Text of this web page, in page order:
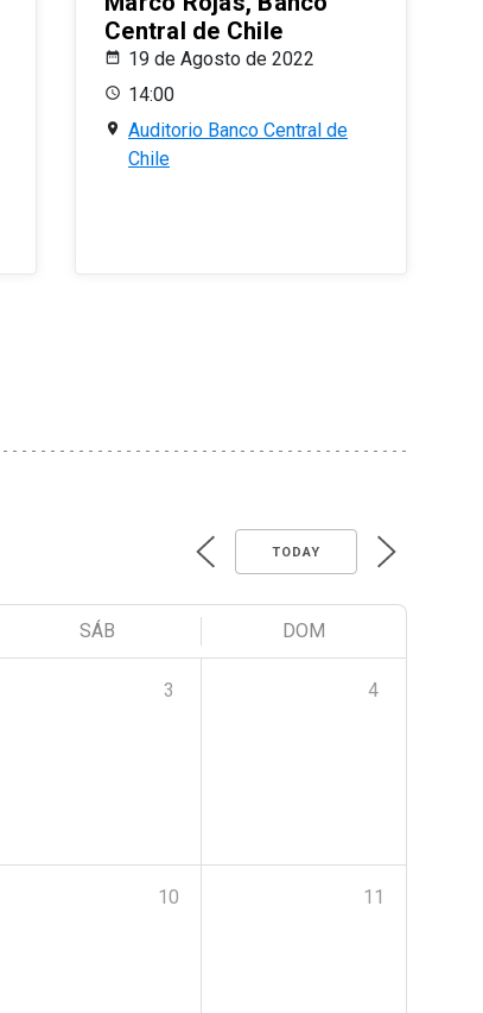
Central de Chile
19 de Agosto de 2022
14:00
Auditorio Banco Central de
Chile
TODAY
SÁB DOM
3 4
10 11